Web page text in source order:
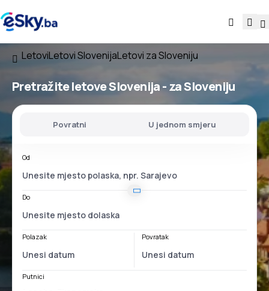
LetoviLetovi SlovenijaLetovi za Sloveniju
Pretražite letoveSlovenija - za Sloveniju
Povratni U jednom smjeru
Od
Do
Polazak Povratak
Putnici